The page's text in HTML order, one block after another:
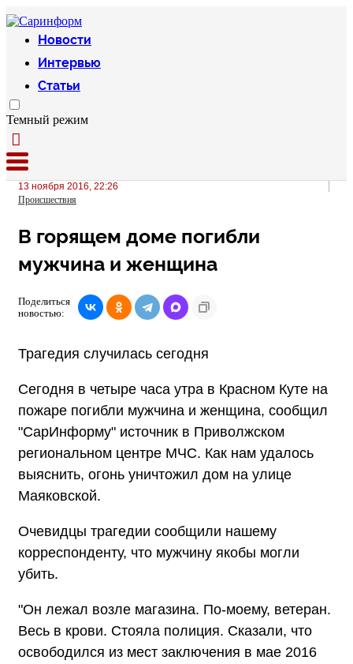
Новости
Интервью
Статьи
Темный режим
13 ноября 2016, 22:26
Происшествия
В горящем доме погибли
мужчина и женщина
Поделиться
новостью:
Трагедия случилась сегодня
Сегодня в четыре часа утра в Красном Куте на
пожаре погибли мужчина и женщина, сообщил
"СарИнформу" источник в Приволжском
региональном центре МЧС. Как нам удалось
выяснить, огонь уничтожил дом на улице
Маяковской.
Очевидцы трагедии сообщили нашему
корреспонденту, что мужчину якобы могли
убить.
"Он лежал возле магазина. По-моему, ветеран.
Весь в крови. Стояла полиция. Сказали, что
освободился из мест заключения в мае 2016